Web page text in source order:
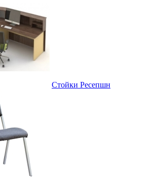
Стойки Ресепшн